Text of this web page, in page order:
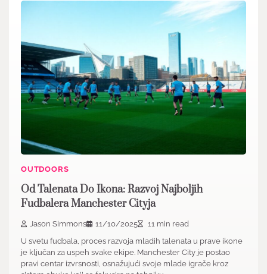
OUTDOORS
Od Talenata Do Ikona: Razvoj Najboljih
Fudbalera Manchester Cityja
Jason Simmons 11/10/2025
11 min read
U svetu fudbala, proces razvoja mladih talenata u prave ikone
je ključan za uspeh svake ekipe. Manchester City je postao
pravi centar izvrsnosti, osnažujući svoje mlade igrače kroz